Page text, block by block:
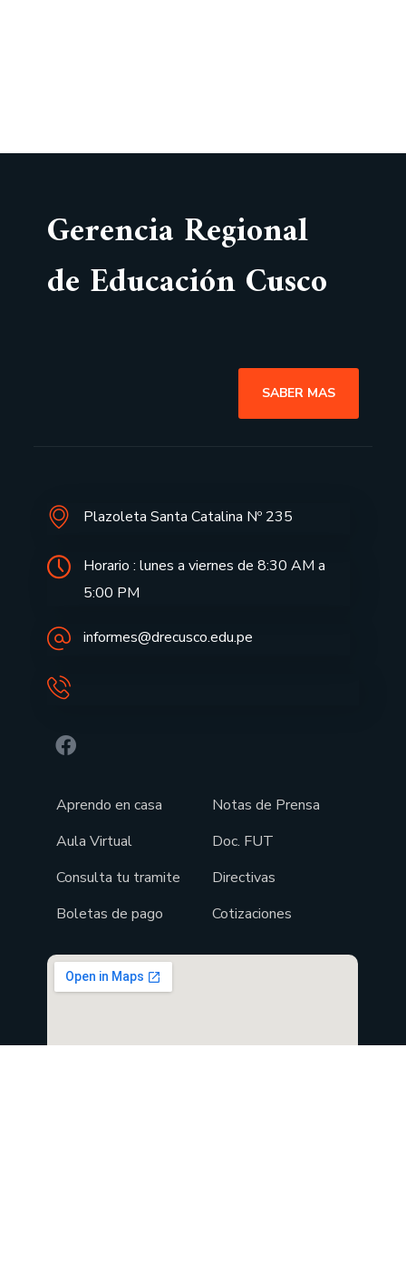
Gerencia Regional
de Educación Cusco
SABER MAS
Plazoleta Santa Catalina Nº 235
Horario : lunes a viernes de 8:30 AM a
5:00 PM
informes@drecusco.edu.pe
Aprendo en casa
Aula Virtual
Consulta tu tramite
Boletas de pago
Notas de Prensa
Doc. FUT
Directivas
Cotizaciones